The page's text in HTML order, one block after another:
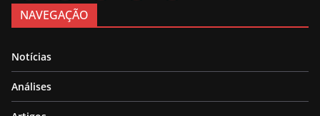
NAVEGAÇÃO
Notícias
Análises